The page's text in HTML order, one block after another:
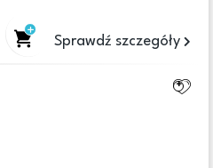
Sprawdź szczegóły